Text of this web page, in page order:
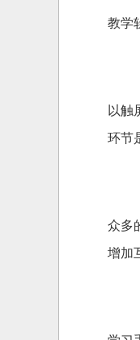
教学
以触
环节
众多
增加